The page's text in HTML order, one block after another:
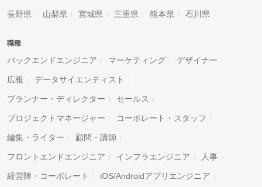
長野県 山梨県 宮城県 三重県 熊本県 石川県
職種
バックエンドエンジニア マーケティング デザイナー
広報 データサイエンティスト
プランナー・ディレクター セールス
プロジェクトマネージャー コーポレート・スタッフ
編集・ライター 顧問・講師
フロントエンドエンジニア インフラエンジニア 人事
経営陣・コーポレート iOS/Androidアプリエンジニア